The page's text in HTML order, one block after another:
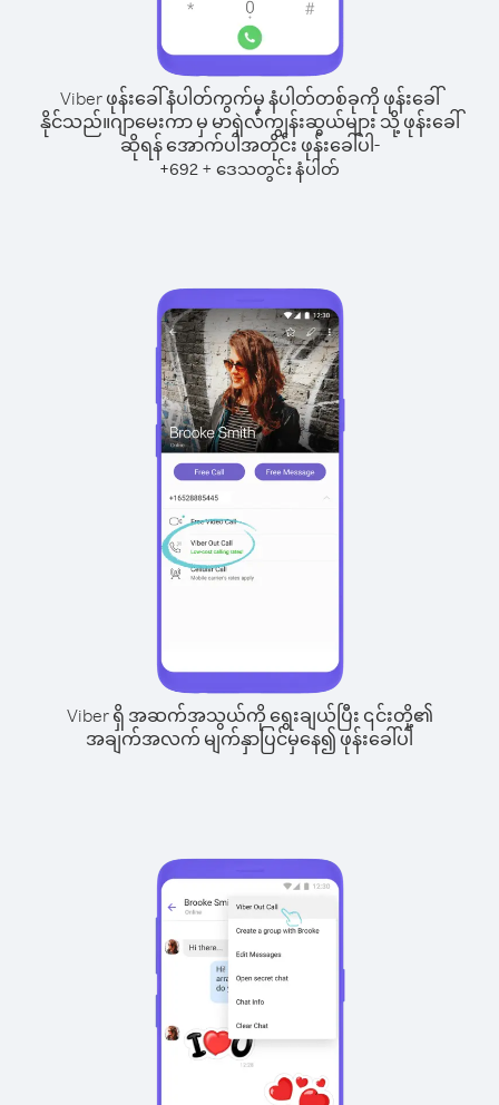
Viber ဖုန်းခေါ်နံပါတ်ကွက်မှ နံပါတ်တစ်ခုကို ဖုန်းခေါ်
နိုင်သည်။ဂျာမေးကာ မှ မာရှဲလ်ကျွန်းဆွယ်များ သို့ ဖုန်းခေါ်
ဆိုရန် အောက်ပါအတိုင်း ဖုန်းခေါ်ပါ-
+692 + ဒေသတွင်း နံပါတ်
Viber ရှိ အဆက်အသွယ်ကို ရွေးချယ်ပြီး ၎င်းတို့၏
အချက်အလက် မျက်နှာပြင်မှနေ၍ ဖုန်းခေါ်ပါ